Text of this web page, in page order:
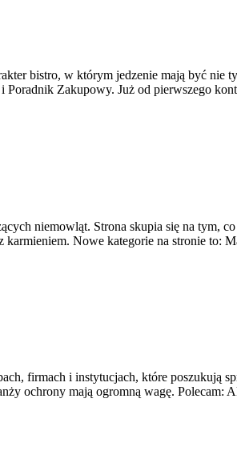
bistro, w którym jedzenie mają być nie
Poradnik Zakupowy. Już od pierwszego
niemowląt. Strona skupia się na tym,
Nowe kategorie na stronie to:
firmach i instytucjach, które poszukują
ochrony mają ogromną wagę. Polecam: